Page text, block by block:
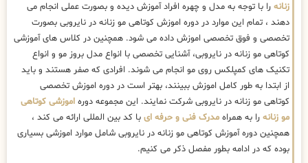
زنانه را با توجه به مدل و چهره افراد آموزش دیده و بصورت عملی انجام می
دهند ، تمام این موارد در دوره اموزش کوتاهی مو زنانه در نایروبی بصورت
تخصصی و فوق تخصصی اموزش داده می شود. همچنین در کلاس های آموزشی
کوتاهی مو زنانه در نایروبی، آشنایی تخصصی با انواع مدل بروز مو و انواع
تکنیک های کمپلکس روی مو انجام می شوند. افرادی که صفر هستند و باید
از ابتدا به طور کامل اموزش ببینند، بهتر است در دوره اموزش تخصصی
کوتاهی مو زنانه در نایروبی شرکت نمایند. این مجموعه دوره اموزشی کوتاهی
مو زنانه را به همراه مدرک فنی و حرفه ای با کد بین المللی ارائه می کند ،
همچنین دوره آموزش کوتاهی مو زنانه در نایروبی شامل موارد اموزشی بسیاری
بوده که در ادامه بطور مفصل ذکر می کنیم.